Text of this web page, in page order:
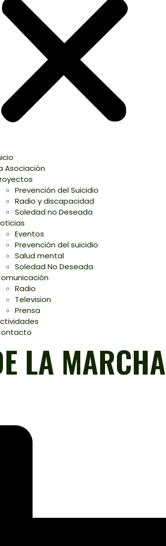
Asociación
Prevención del Suicidio
Radio y discapacidad
Soledad no Deseada
Eventos
Prevención del suicidio
Salud mental
Soledad No Deseada
Radio
Television
Prensa
LA